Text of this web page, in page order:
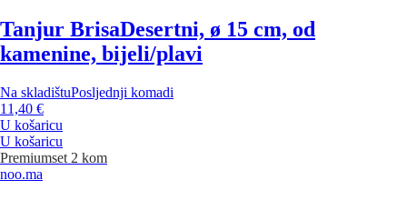
Tanjur BrisaDesertni, ø 15 cm, od
kamenine, bijeli/plavi
Na skladištuPosljednji komadi
11,40 €
U košaricu
U košaricu
Premiumset 2 kom
noo.ma